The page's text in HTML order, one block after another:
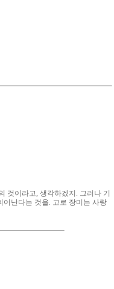
것이라고, 생각하겠지. 그러나 기
어난다는 것을. 고로 장미는 사랑